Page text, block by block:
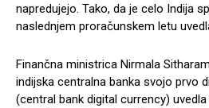
napredujejo. Tako, da je celo Indija
naslednjem proračunskem letu
Finančna ministrica Nirmala
indijska centralna banka svojo prvo
(central bank digital currency)